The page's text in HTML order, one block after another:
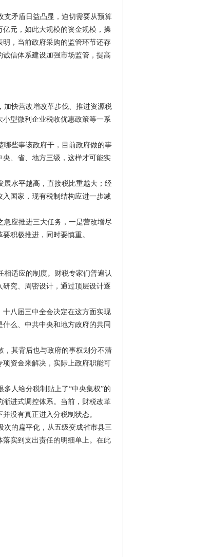
矛盾日益凸显，迫切需要从预算
元，如此大规模的资金规模，操
，当前政府采购的监管环节还存
信体系建设加强市场监管，提高
快营改增改革步伐、推进资源税
型微利企业税收优惠政策等一系
些事该政府干，目前政府做的事
、省、地方三级，这样才可能实
水平越高，直接税比重越大；经
国家，现有税制结构应进一步减
应推进三大任务，一是营改增尽
积极推进，同时要慎重。
适应的制度。财税专家们普遍认
究、周密设计，通过顶层设计逐
八届三中全会决定在这方面实现
么、中共中央和地方政府的共同
其背后也与政府的事权划分不清
资金来解决，实际上政府职能可
人给分税制贴上了“中央集权”的
进式调控体系。当前，财税改革
没有真正进入分税制状态。
的扁平化，从五级变成省市县三
实到支出责任的明细单上。在此